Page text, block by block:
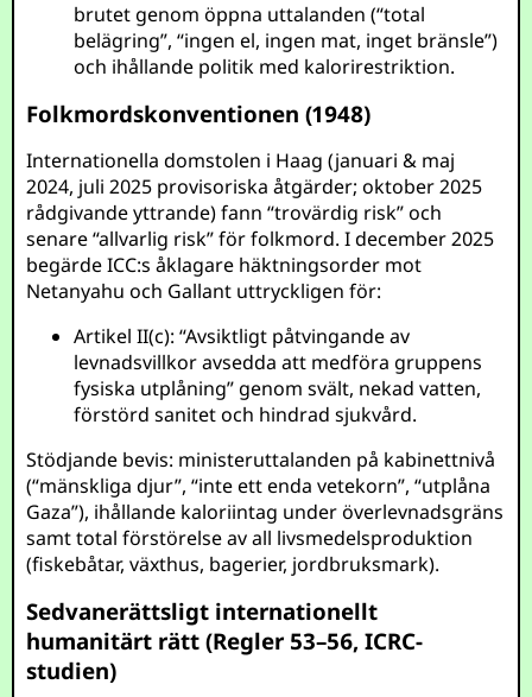
brutet genom öppna uttalanden (“total
belägring”, “ingen el, ingen mat, inget bränsle”)
och ihållande politik med kalorirestriktion.
Folkmordskonventionen (1948)
Internationella domstolen i Haag (januari & maj
2024, juli 2025 provisoriska åtgärder; oktober 2025
rådgivande yttrande) fann “trovärdig risk” och
senare “allvarlig risk” för folkmord. I december 2025
begärde ICC:s åklagare häktningsorder mot
Netanyahu och Gallant uttryckligen för:
Artikel II(c): “Avsiktligt påtvingande av
levnadsvillkor avsedda att medföra gruppens
fysiska utplåning” genom svält, nekad vatten,
förstörd sanitet och hindrad sjukvård.
Stödjande bevis: ministeruttalanden på kabinettnivå
(“mänskliga djur”, “inte ett enda vetekorn”, “utplåna
Gaza”), ihållande kaloriintag under överlevnadsgräns
samt total förstörelse av all livsmedelsproduktion
(fiskebåtar, växthus, bagerier, jordbruksmark).
Sedvanerättsligt internationellt
humanitärt rätt (Regler 53–56, ICRC-
studien)